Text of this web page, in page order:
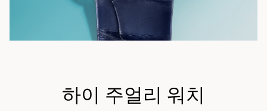
하이 주얼리 워치